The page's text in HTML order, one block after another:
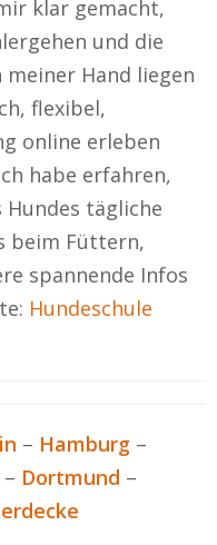
klar gemacht,
und die
Hand liegen
flexibel,
online erleben
habe erfahren,
Hundes tägliche
beim Füttern,
spannende Infos
Hundeschule
– Hamburg –
– Dortmund –